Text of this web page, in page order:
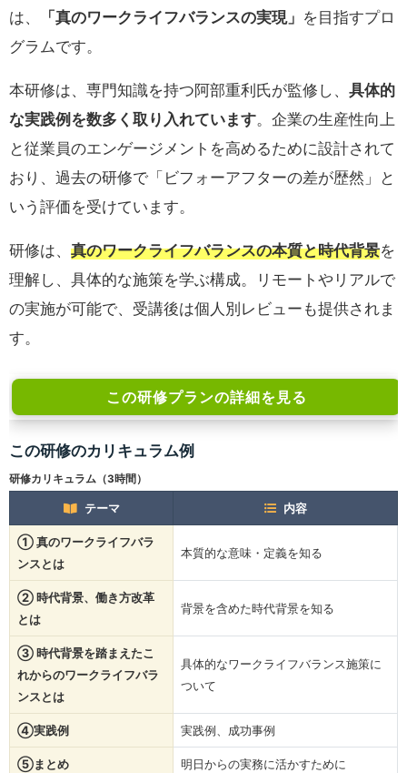
は、
「真のワークライフバランスの実現」 を目指すプロ
グラムです。
本研修は、専門知識を持つ阿部重利氏が監修し、 具体的
な実践例を数多く取り入れています。企業の生産性向上
と従業員のエンゲージメントを高めるために設計されて
おり、過去の研修で「ビフォーアフターの差が歴然」と
いう評価を受けています。
研修は、 真のワークライフバランスの本質と時代背景を
理解し、具体的な施策を学ぶ構成。リモートやリアルで
の実施が可能で、受講後は個人別レビューも提供されま
す。
この研修プランの詳細を見る
この研修のカリキュラム例
研修カリキュラム（3時間）
テーマ 内容
① 真のワークライフバラ
ンスとは
本質的な意味・定義を知る
② 時代背景、働き方改革
とは
背景を含めた時代背景を知る
③ 時代背景を踏まえたこ
れからのワークライフバラ
ンスとは
具体的なワークライフバランス施策に
ついて
④実践例 実践例、成功事例
⑤まとめ 明日からの実務に活かすために